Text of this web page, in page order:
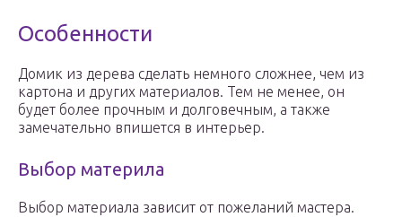
Особенности
Домик из дерева сделать немного сложнее, чем из
картона и других материалов. Тем не менее, он
будет более прочным и долговечным, а также
замечательно впишется в интерьер.
Выбор материла
Выбор материала зависит от пожеланий мастера.